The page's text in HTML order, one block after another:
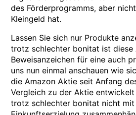
des Förderprogramms, aber
Kleingeld hat.
Lassen Sie sich nur Produkte
trotz schlechter bonitat ist diese
Beweisanzeichen für eine auch
uns nun einmal anschauen wie
die Amazon Aktie seit Anfang
Vergleich zu der Aktie
trotz schlechter bonitat nicht